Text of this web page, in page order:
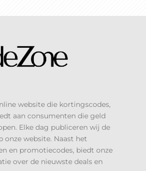
website die kortingscodes,
aan consumenten die geld
Elke dag publiceren wij de
website. Naast het
en promotiecodes, biedt onze
over de nieuwste deals en